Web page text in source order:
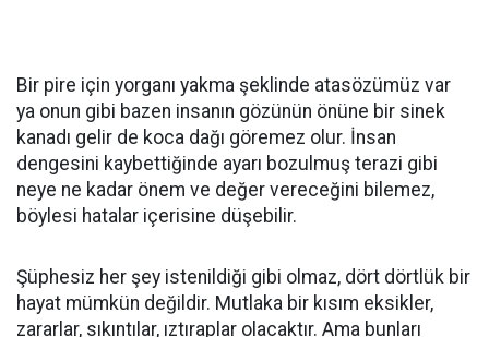
Bir pire için yorganı yakma şeklinde atasözümüz var
ya onun gibi bazen insanın gözünün önüne bir sinek
kanadı gelir de koca dağı göremez olur. İnsan
dengesini kaybettiğinde ayarı bozulmuş terazi gibi
neye ne kadar önem ve değer vereceğini bilemez,
böylesi hatalar içerisine düşebilir.
Şüphesiz her şey istenildiği gibi olmaz, dört dörtlük bir
hayat mümkün değildir. Mutlaka bir kısım eksikler,
zararlar, sıkıntılar, ıztıraplar olacaktır. Ama bunları